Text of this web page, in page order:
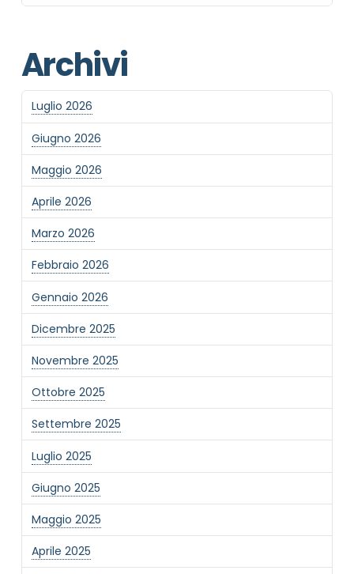
Archivi
Luglio 2026
Giugno 2026
Maggio 2026
Aprile 2026
Marzo 2026
Febbraio 2026
Gennaio 2026
Dicembre 2025
Novembre 2025
Ottobre 2025
Settembre 2025
Luglio 2025
Giugno 2025
Maggio 2025
Aprile 2025
Informativa Privacy*
Ho preso visione dell'informativa privacy
Privacy Policy completa
Newsletter
Desidero rimanere aggiornato sulle ultime
novità dell'Associazione tramite l'iscrizione alla
newsletter